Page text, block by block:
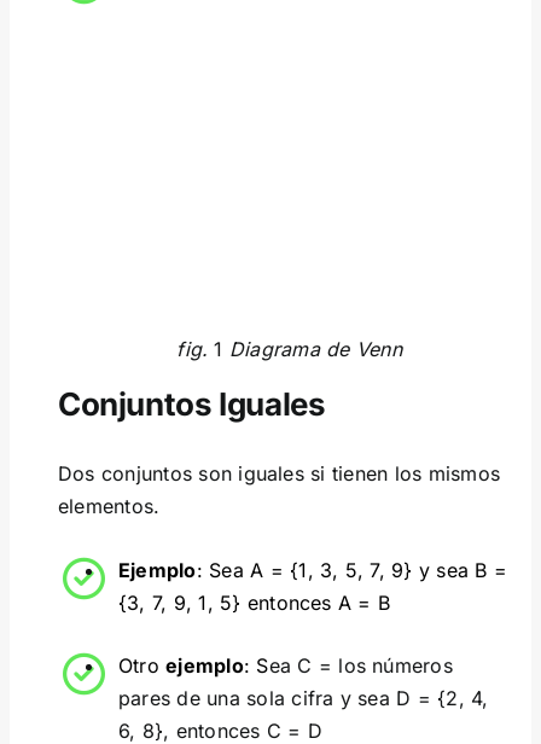
fig.1 Diagrama de Venn
Conjuntos Iguales
Dos conjuntos son iguales si tienen los mismos
elementos.
Ejemplo: Sea A = {1, 3, 5, 7, 9} y sea B =
{3, 7, 9, 1, 5} entonces A = B
Otroejemplo: Sea C = los números
pares de una sola cifra y sea D = {2, 4,
6, 8}, entonces C = D